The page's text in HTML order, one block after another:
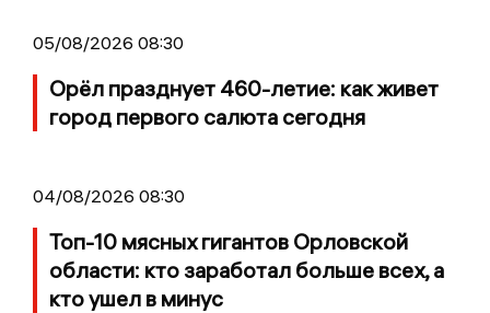
05/08/2026 08:30
Орёл празднует 460-летие: как живет
город первого салюта сегодня
04/08/2026 08:30
Топ-10 мясных гигантов Орловской
области: кто заработал больше всех, а
кто ушел в минус